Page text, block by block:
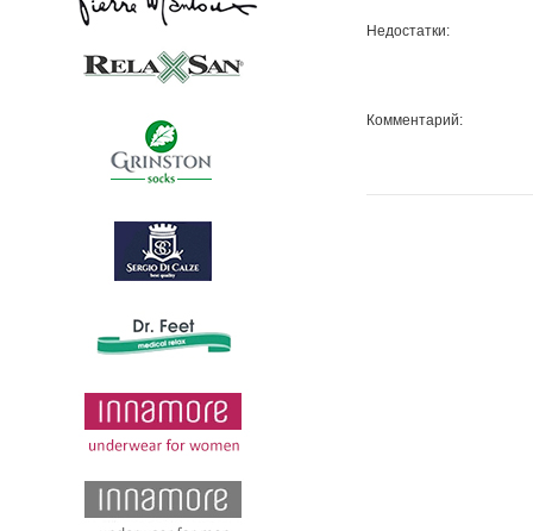
Недостатки:
Комментарий: